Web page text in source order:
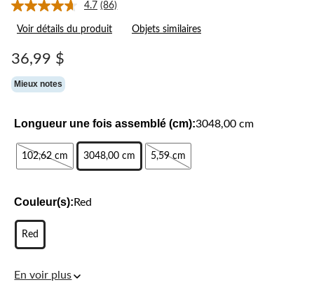
4.7 Lire
les
86
(86)
Voir détails du produit Objets similaires
36,99 $
Mieux notes
Longueur une fois assemblé (cm):3048,00 cm
102,62 cm 3048,00 cm 5,59 cm
Couleur(s): Red
Red
En voir plus